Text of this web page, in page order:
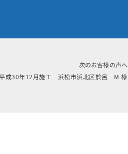
次のお客様の声へ
成30年12月施工 浜松市浜北区於呂 M 様